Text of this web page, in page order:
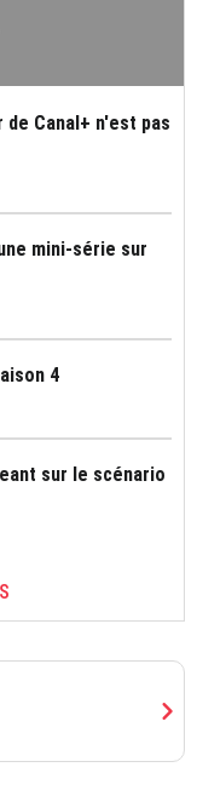
Canal+ n'est pas
mini-série sur
4
sur le scénario
chevron_right